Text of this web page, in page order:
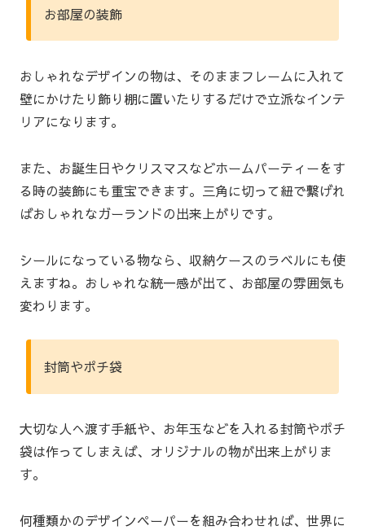
お部屋の装飾
おしゃれなデザインの物は、そのままフレームに入れて
壁にかけたり飾り棚に置いたりするだけで立派なインテ
リアになります。
また、お誕生日やクリスマスなどホームパーティーをす
る時の装飾にも重宝できます。三角に切って紐で繋げれ
ばおしゃれなガーランドの出来上がりです。
シールになっている物なら、収納ケースのラベルにも使
えますね。おしゃれな統一感が出て、お部屋の雰囲気も
変わります。
封筒やポチ袋
大切な人へ渡す手紙や、お年玉などを入れる封筒やポチ
袋は作ってしまえば、オリジナルの物が出来上がりま
す。
何種類かのデザインペーパーを組み合わせれば、世界に